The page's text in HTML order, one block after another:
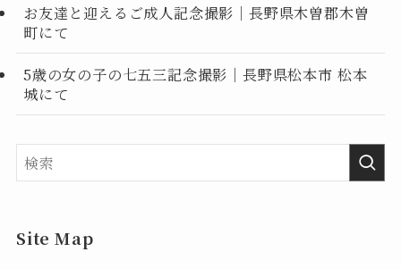
お友達と迎えるご成人記念撮影｜長野県木曽郡木曽
町にて
5歳の女の子の七五三記念撮影｜長野県松本市 松本
城にて
Site Map